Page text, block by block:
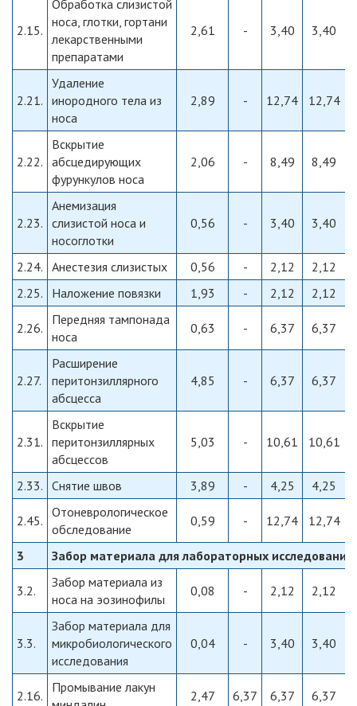
2.15.
Обработка слизистой
носа, глотки, гортани
лекарственными
препаратами
2,61 - 3,40 3,40
2.21.
Удаление
инородного тела из
носа
2,89 - 12,74 12,74
2.22.
Вскрытие
абсцедирующих
фурункулов носа
2,06 - 8,49 8,49
2.23.
Анемизация
слизистой носа и
носоглотки
0,56 - 3,40 3,40
2.24. Анестезия слизистых 0,56 - 2,12
2,12
2.25.
Наложение повязки 1,93 - 2,12 2,12
2.26.
Передняя тампонада
носа
0,63 - 6,37 6,37
2.27.
Расширение
перитонзиллярного
абсцесса
4,85 - 6,37 6,37
2.31.
Вскрытие
перитонзиллярных
абсцессов
5,03 - 10,61 10,61
2.33. Снятие швов 3,89 - 4,25 4,25
2.45.
Отоневрологическое
обследование
0,59 - 12,74 12,74
3 Забор материала для лабораторных исследований
3.2.
Забор материала из
носа на эозинофилы
0,08 - 2,12 2,12
3.3.
Забор материала для
микробиологического
исследования
0,04 - 3,40 3,40
2.16.
Промывание лакун
2,47 6,37 6,37 6,37